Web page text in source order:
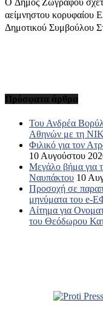
O Δήμος Ζωγράφου
αείμνηστου κορυφαίου
Δημοτικού Συμβούλου
Πρόσφατα άρθρα
Του Ανδρέα
Αθηνών με τη
Φιλικό για τον
10 Αυγούστου
Μεγάλο βήμα για
Ναυπάκτου 10
Προσοχή σε
μηνύματα του e-
Αίτημα για
του Θεόδωρου